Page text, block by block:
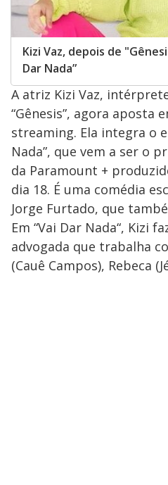
Kizi Vaz, depois de
Dar Nada”
A atriz Kizi Vaz,
“Gênesis”, agora aposta
streaming. Ela integra o
Nada”, que vem a ser o
da Paramount +
dia 18. É uma comédia
Jorge Furtado, que
Em “Vai Dar Nada“, Kizi
advogada que trabalha
(Cauê Campos), Rebeca